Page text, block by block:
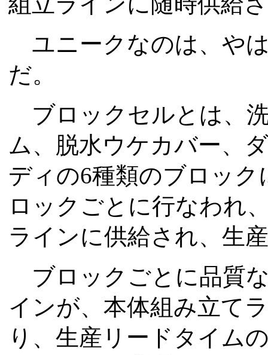
ユニークなのは、や
だ。
ブロックセルとは、
ム、脱水ウケカバー、
ディの6種類のブロッ
ロックごとに行なわれ
ラインに供給され、生
ブロックごとに品質
インが、本体組み立て
り、生産リードタイム